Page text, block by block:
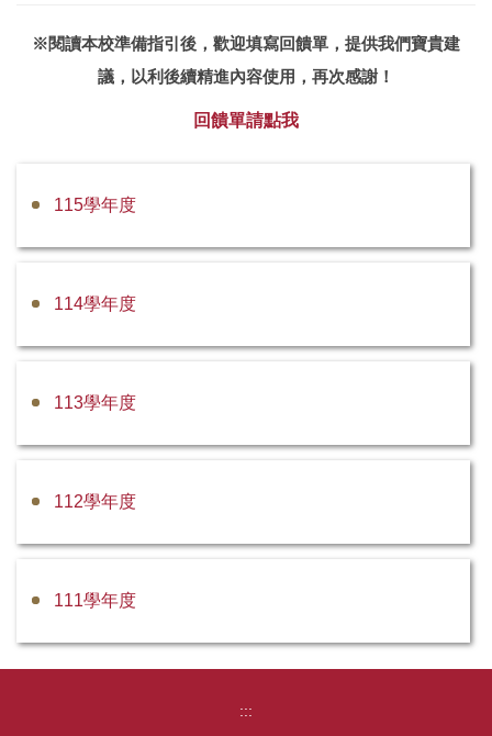
高中蒞校參訪申請
大學預修課程 Advanced Placement
※閱讀本校準備指引後，歡迎填寫回饋單，提供我們寶貴建
議，以利後續精進內容使用，再次感謝！
回饋單請點我
115學年度
114學年度
113學年度
112學年度
111學年度
:::